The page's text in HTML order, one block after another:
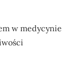
w medycynie